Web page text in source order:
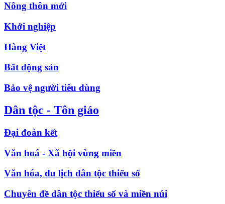
Nông thôn mới
Khởi nghiệp
Hàng Việt
Bất động sản
Bảo vệ người tiêu dùng
Dân tộc - Tôn giáo
Đại đoàn kết
Văn hoá - Xã hội vùng miền
Văn hóa, du lịch dân tộc thiểu số
Chuyên đề dân tộc thiểu số và miền núi